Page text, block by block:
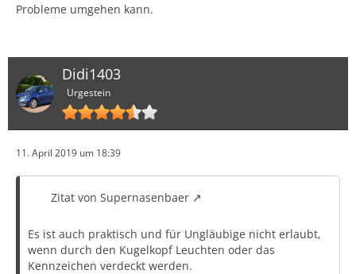
Probleme umgehen kann.
Didi1403
Urgestein
11. April 2019 um 18:39
Zitat von Supernasenbaer
Es ist auch praktisch und für Ungläubige nicht erlaubt,
wenn durch den Kugelkopf Leuchten oder das
Kennzeichen verdeckt werden.